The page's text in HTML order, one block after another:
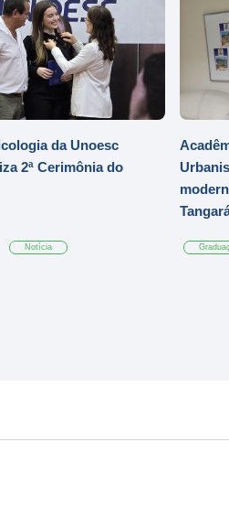
da Unoesc
2ª Cerimônia do
Notícia